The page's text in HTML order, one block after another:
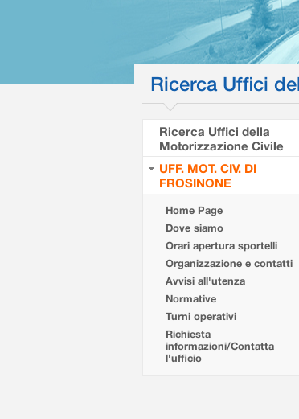
Ricerca Uffici
Ricerca Uffici della
Motorizzazione Civile
UFF. MOT. CIV. DI
FROSINONE
Home Page
Dove siamo
Orari apertura sportelli
Organizzazione e contatti
Avvisi all'utenza
Normative
Turni operativi
Richiesta
informazioni/Contatta
l'ufficio